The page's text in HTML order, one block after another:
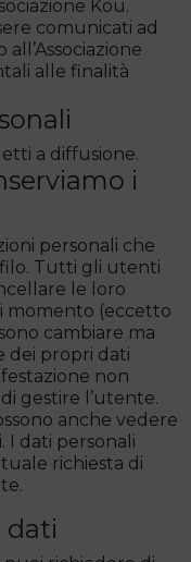
Kou.
comunicati ad
alle finalità
a diffusione.
i
personali che
Tutti gli utenti
le loro
momento (eccetto
cambiare ma
dei propri dati
non
gestire l’utente.
anche vedere
I dati personali
richiesta di
dati